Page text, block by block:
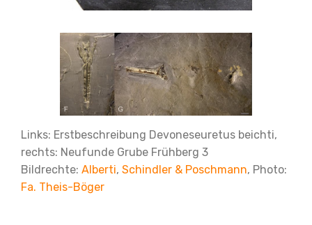
Links: Erstbeschreibung Devoneseuretus beichti,
rechts: Neufunde Grube Frühberg 3
Bildrechte: Alberti, Schindler & Poschmann, Photo:
Fa. Theis-Böger